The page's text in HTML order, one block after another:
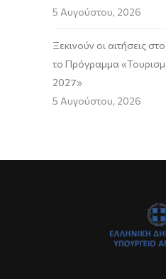
5 Αυγούστου, 2026
Ξεκινούν οι αιτήσεις
το Πρόγραμμα
2027»
5 Αυγούστου, 2026